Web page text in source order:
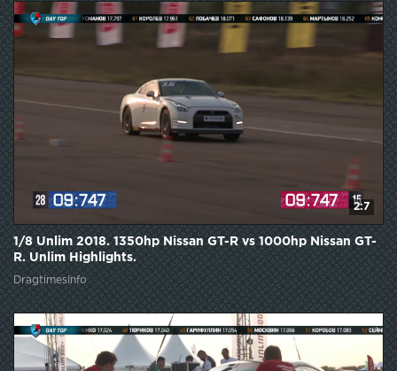
2:7
1/8 Unlim 2018. 1350hp Nissan GT-R vs 1000hp Nissan GT-
R. Unlim Highlights.
DragtimesInfo